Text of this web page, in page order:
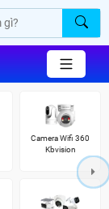
Camera Wifi 360
Kbvision